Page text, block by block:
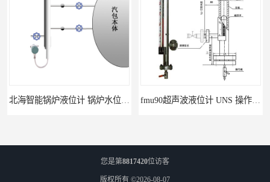
您是第8817420位访客
版权所有 ©2026-08-07